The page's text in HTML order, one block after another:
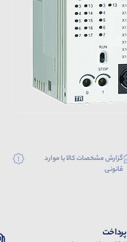
گزارش مشخصات کالا یا موارد
قانونی
پرداخت